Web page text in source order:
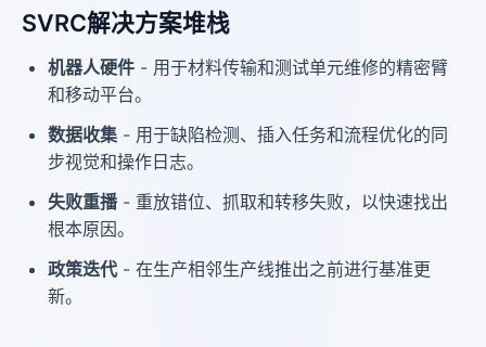
SVRC解决方案堆栈
机器人硬件 - 用于材料传输和测试单元维修的精密臂
和移动平台。
数据收集 - 用于缺陷检测、插入任务和流程优化的同
步视觉和操作日志。
失败重播- 重放错位、抓取和转移失败，以快速找出
根本原因。
政策迭代- 在生产相邻生产线推出之前进行基准更
新。